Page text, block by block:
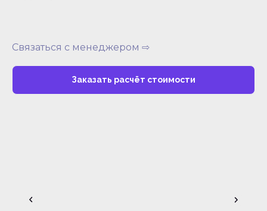
Связаться с менеджером ⇨
Заказать расчёт стоимости